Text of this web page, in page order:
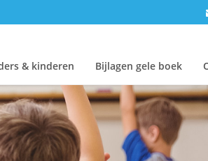
& kinderen Bijlagen gele boek